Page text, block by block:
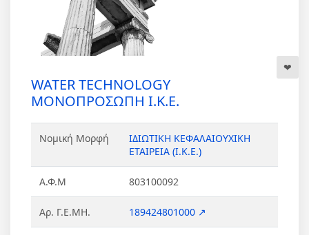
WATER TECHNOLOGY
ΜΟΝΟΠΡΟΣΩΠΗ Ι.Κ.Ε.
Νομική Μορφή
ΙΔΙΩΤΙΚΗ ΚΕΦΑΛΑΙΟΥΧΙΚΗ
ΕΤΑΙΡΕΙΑ (Ι.Κ.Ε.)
Α.Φ.Μ 803100092
Αρ. Γ.Ε.ΜΗ. 189424801000 ↗